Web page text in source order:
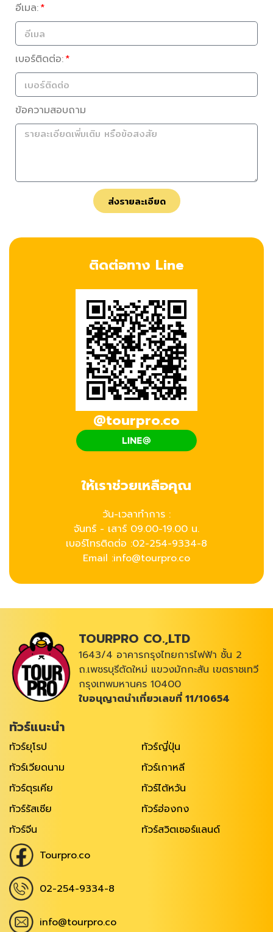
อีเมล:
เบอร์ติดต่อ:
ข้อความสอบถาม
ส่งรายละเอียด
ติดต่อทาง Line
@tourpro.co
ให้เราช่วยเหลือคุณ
วัน-เวลาทำการ :
จันทร์ - เสาร์ 09.00-19.00 น.
เบอร์โทรติดต่อ :02-254-9334-8
Email :info@tourpro.co
TOURPRO CO.,LTD
1643/4 อาคารกรุงไทยการไฟฟ้า ชั้น 2
ถ.เพชรบุรีตัดใหม่ แขวงมักกะสัน เขตราชเทวี
กรุงเทพมหานคร 10400
ใบอนุญาตนำเที่ยวเลขที่ 11/10654
ทัวร์แนะนำ
ทัวร์ยุโรป
ทัวร์ญี่ปุ่น
ทัวร์เวียดนาม
ทัวร์เกาหลี
ทัวร์ตุรเคีย
ทัวร์ไต้หวัน
ทัวร์รัสเซีย
ทัวร์ฮ่องกง
ทัวร์จีน
ทัวร์สวิตเซอร์แลนด์
Tourpro.co
02-254-9334-8
info@tourpro.co